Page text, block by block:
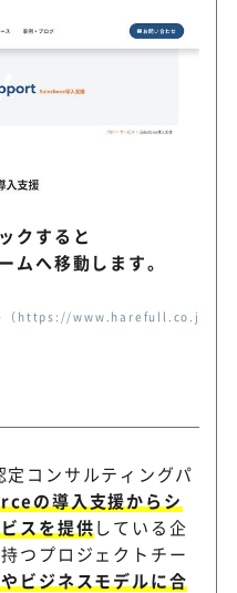
Platform上のア
開発にも対応
入後の利活用と運用定着を
特化の経験者が導
援
で支援
ローバル規模のSalesforce
クすると
ムへ移動します。
イト（https://www.harefull.co.jp/
コンサルティングパ
の導入支援からシ
スを提供している企
つプロジェクトチー
ビジネスモデルに合